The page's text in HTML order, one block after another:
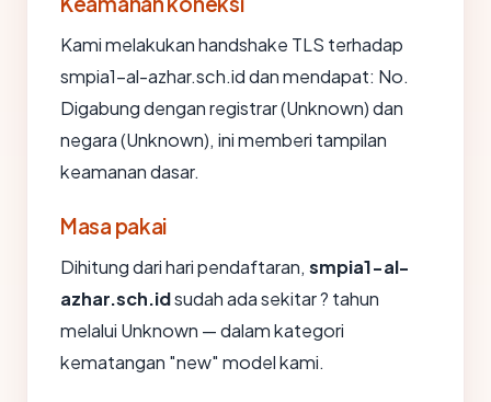
Kami melakukan handshake TLS terhadap
smpia1-al-azhar.sch.id dan mendapat: No.
Digabung dengan registrar (Unknown) dan
negara (Unknown), ini memberi tampilan
keamanan dasar.
Masa pakai
Dihitung dari hari pendaftaran, smpia1-al-
azhar.sch.idsudah ada sekitar ? tahun
melalui Unknown — dalam kategori
kematangan "new" model kami.